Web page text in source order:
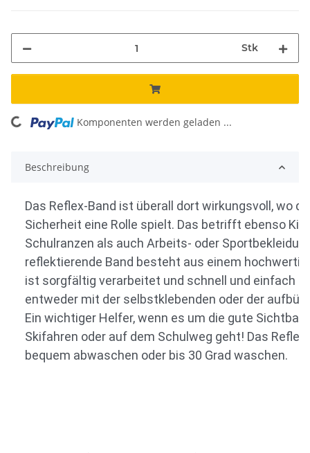
Stk
Komponenten werden geladen ...
Beschreibung
Das Reflex-Band ist überall dort wirkungsvoll, wo
Sicherheit eine Rolle spielt. Das betrifft ebenso
Schulranzen als auch Arbeits- oder
reflektierende Band besteht aus einem
ist sorgfältig verarbeitet und schnell und einfach
entweder mit der selbstklebenden oder der
Ein wichtiger Helfer, wenn es um die gute
Skifahren oder auf dem Schulweg geht! Das
bequem abwaschen oder bis 30 Grad waschen.